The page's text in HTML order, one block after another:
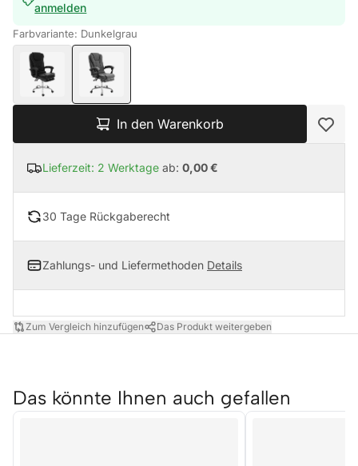
anmelden
Farbvariante: Dunkelgrau
In den Warenkorb
Lieferzeit: 2 Werktage ab: 0,00 €
30 Tage Rückgaberecht
Zahlungs- und Liefermethoden Details
Zum Vergleich hinzufügen Das Produkt weitergeben
Das könnte Ihnen auch gefallen